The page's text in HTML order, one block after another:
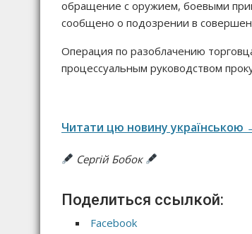
обращение с оружием, боевыми
сообщено о подозрении в
Операция по разоблачению
процессуальным руководством
Читати цю новину українською
Сергій Бобок
Поделиться ссылкой:
Facebook